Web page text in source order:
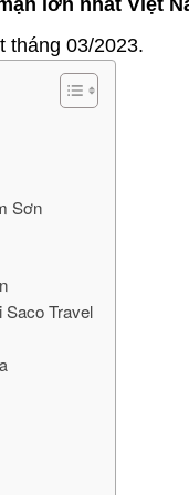
lớn nhất Việt
tháng 03/2023.
Sơn
Saco Travel